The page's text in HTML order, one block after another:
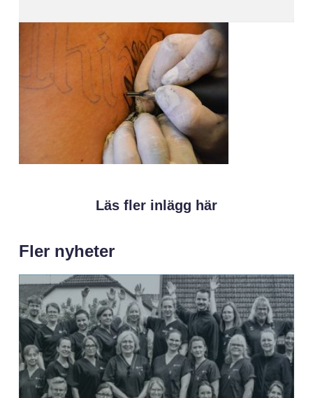
Läs fler inlägg här
Fler nyheter